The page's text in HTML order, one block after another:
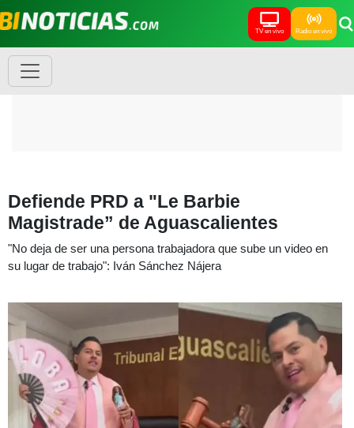
TV en vivo Radio en vivo
Defiende PRD a "Le Barbie
Magistrade” de Aguascalientes
"No deja de ser una persona trabajadora que sube un video en
su lugar de trabajo": Iván Sánchez Nájera